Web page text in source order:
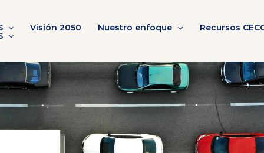
Visión 2050 Nuestro enfoque Recursos